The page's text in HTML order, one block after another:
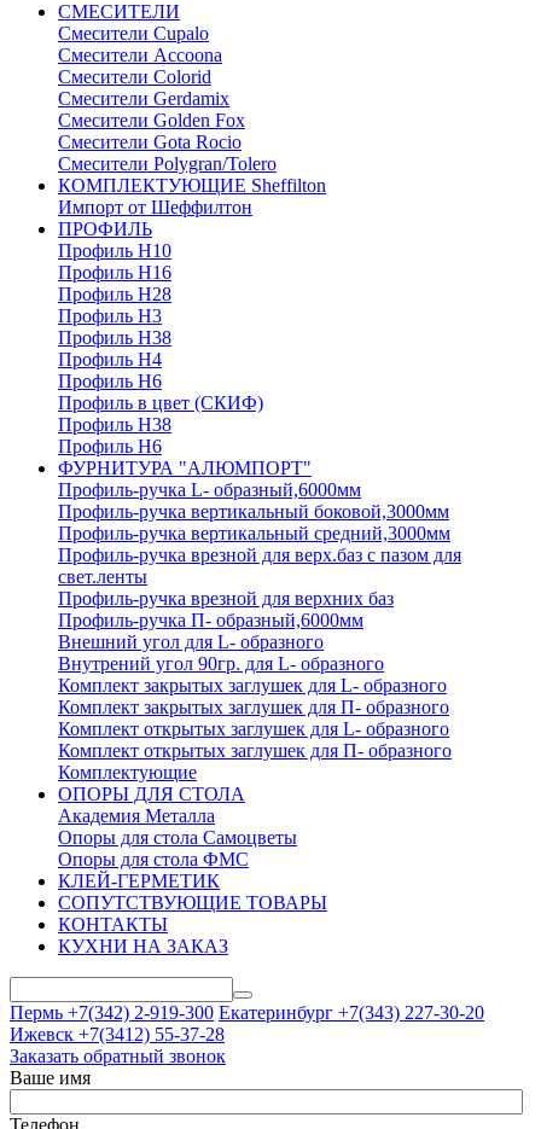
СМЕСИТЕЛИ
Cмесители Cupalo
Смесители Accoona
Смесители Colorid
Смесители Gerdamix
Смесители Golden Fox
Смесители Gota Rocio
Смесители Polygran/Tolero
КОМПЛЕКТУЮЩИЕ Sheffilton
Импорт от Шеффилтон
ПРОФИЛЬ
Профиль H10
Профиль H16
Профиль H28
Профиль H3
Профиль H38
Профиль H4
Профиль H6
Профиль в цвет (СКИФ)
Профиль H38
Профиль H6
ФУРНИТУРА "АЛЮМПОРТ"
Профиль-ручка L- образный,6000мм
Профиль-ручка вертикальный боковой,3000мм
Профиль-ручка вертикальный средний,3000мм
Профиль-ручка врезной для верх.баз с пазом для
свет.ленты
Профиль-ручка врезной для верхних баз
Профиль-ручка П- образный,6000мм
Внешний угол для L- образного
Внутрений угол 90гр. для L- образного
Комплект закрытых заглушек для L- образного
Комплект закрытых заглушек для П- образного
Комплект открытых заглушек для L- образного
Комплект открытых заглушек для П- образного
Комплектующие
ОПОРЫ ДЛЯ СТОЛА
Академия Металла
Опоры для стола Самоцветы
Опоры для стола ФМС
КЛЕЙ-ГЕРМЕТИК
СОПУТСТВУЮЩИЕ ТОВАРЫ
КОНТАКТЫ
КУХНИ НА ЗАКАЗ
Пермь +7(342) 2-919-300 Екатеринбург +7(343) 227-30-20
Ижевск +7(3412) 55-37-28
Заказать обратный звонок
Ваше имя
Телефон